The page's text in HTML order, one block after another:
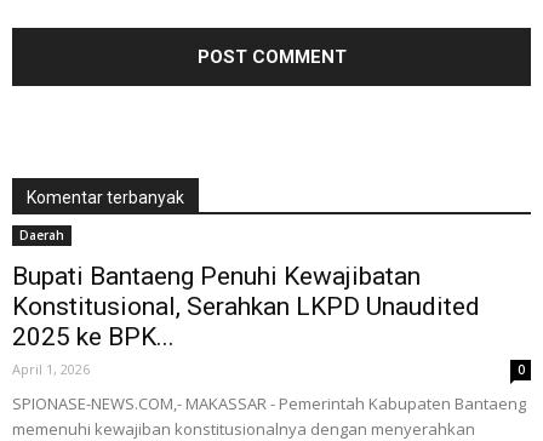
Komentar terbanyak
Daerah
Bupati Bantaeng Penuhi Kewajibatan
Konstitusional, Serahkan LKPD Unaudited
2025 ke BPK...
April 1, 2026 0
SPIONASE-NEWS.COM,- MAKASSAR - Pemerintah Kabupaten Bantaeng
memenuhi kewajiban konstitusionalnya dengan menyerahkan